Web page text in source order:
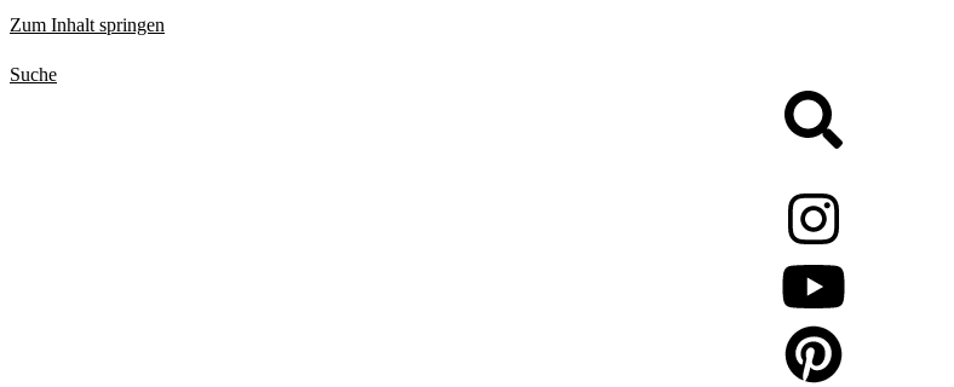
Zum Inhalt springen
Suche